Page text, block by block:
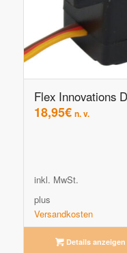
Flex Innovations
18,95€ n. v.
inkl. MwSt.
plus
Versandkosten
Details anzeigen